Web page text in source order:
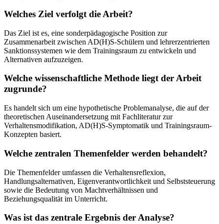
Welches Ziel verfolgt die Arbeit?
Das Ziel ist es, eine sonderpädagogische Position zur
Zusammenarbeit zwischen AD(H)S-Schülern und lehrerzentrierten
Sanktionssystemen wie dem Trainingsraum zu entwickeln und
Alternativen aufzuzeigen.
Welche wissenschaftliche Methode liegt der Arbeit
zugrunde?
Es handelt sich um eine hypothetische Problemanalyse, die auf der
theoretischen Auseinandersetzung mit Fachliteratur zur
Verhaltensmodifikation, AD(H)S-Symptomatik und Trainingsraum-
Konzepten basiert.
Welche zentralen Themenfelder werden behandelt?
Die Themenfelder umfassen die Verhaltensreflexion,
Handlungsalternativen, Eigenverantwortlichkeit und Selbststeuerung
sowie die Bedeutung von Machtverhältnissen und
Beziehungsqualität im Unterricht.
Was ist das zentrale Ergebnis der Analyse?